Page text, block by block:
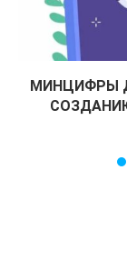
МИНЦИФРЫ